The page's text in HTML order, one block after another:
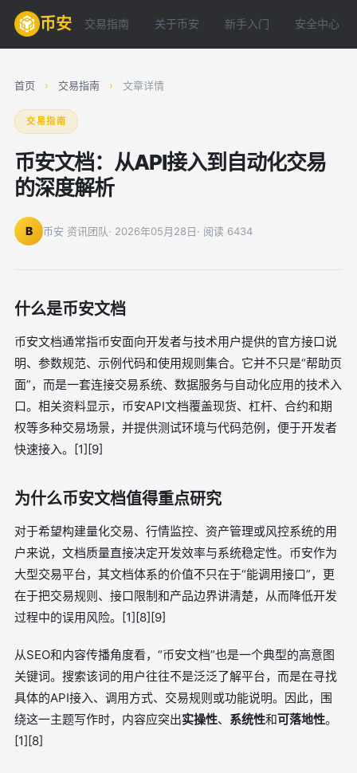
币安 交易指南 关于币安 新手入门 安全中心
首页 › 交易指南 › 文章详情
交易指南
币安文档：从API接入到自动化交易
的深度解析
B 币安 资讯团队· 2026年05月28日· 阅读 6434
什么是币安文档
币安文档通常指币安面向开发者与技术用户提供的官方接口说
明、参数规范、示例代码和使用规则集合。它并不只是“帮助页
面”，而是一套连接交易系统、数据服务与自动化应用的技术入
口。相关资料显示，币安API文档覆盖现货、杠杆、合约和期
权等多种交易场景，并提供测试环境与代码范例，便于开发者
快速接入。[1][9]
为什么币安文档值得重点研究
对于希望构建量化交易、行情监控、资产管理或风控系统的用
户来说，文档质量直接决定开发效率与系统稳定性。币安作为
大型交易平台，其文档体系的价值不只在于“能调用接口”，更
在于把交易规则、接口限制和产品边界讲清楚，从而降低开发
过程中的误用风险。[1][8][9]
从SEO和内容传播角度看，“币安文档”也是一个典型的高意图
关键词。搜索该词的用户往往不是泛泛了解平台，而是在寻找
具体的API接入、调用方式、交易规则或功能说明。因此，围
绕这一主题写作时，内容应突出实操性、 系统性和可落地性。
[1][8]